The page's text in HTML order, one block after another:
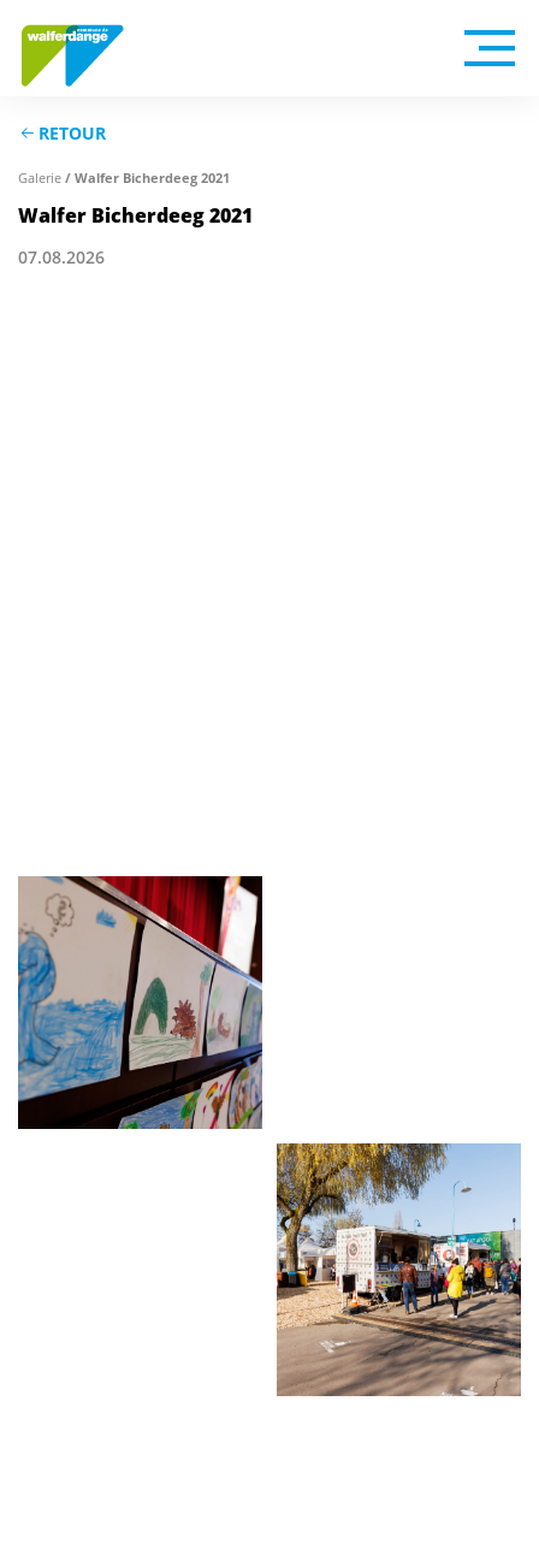
RETOUR
Galerie / Walfer Bicherdeeg 2021
Walfer Bicherdeeg 2021
07.08.2026